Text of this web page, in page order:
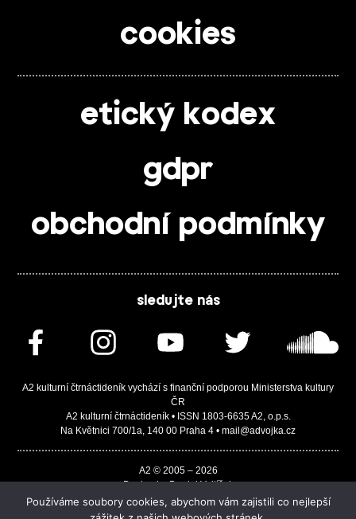
cookies
etický kodex
gdpr
obchodní podmínky
sledujte nás
A2 kulturní čtrnáctideník vychází s finanční podporou Ministerstva kultury
ČR
A2 kulturní čtrnáctideník • ISSN 1803-6635 A2, o.p.s.
Na Květnici 700/1a, 140 00 Praha 4 • mail@advojka.cz
A2 © 2005 – 2026
Design by Daniel Vojtíšek
Built by JASA-IT & ChSoft
Používáme soubory cookies, abychom vám zajistili co nejlepší